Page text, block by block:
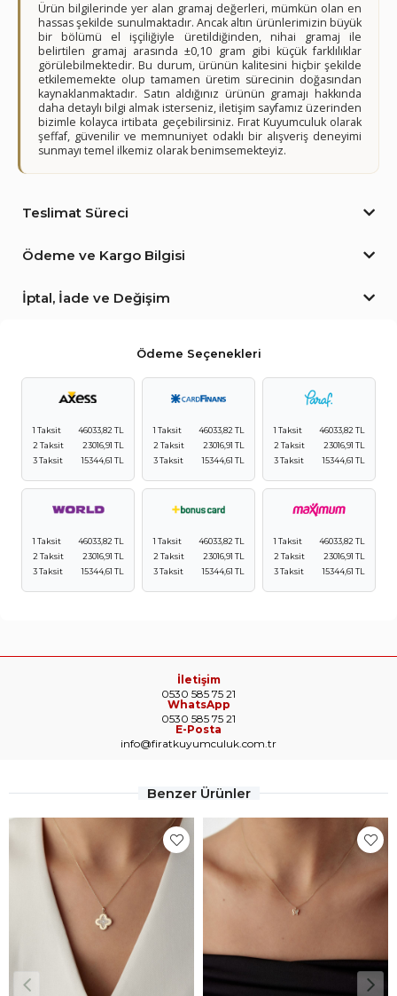
Ürün bilgilerinde yer alan gramaj değerleri, mümkün olan en
hassas şekilde sunulmaktadır. Ancak altın ürünlerimizin büyük
bir bölümü el işçiliğiyle üretildiğinden, nihai gramaj ile
belirtilen gramaj arasında ±0,10 gram gibi küçük farklılıklar
görülebilmektedir. Bu durum, ürünün kalitesini hiçbir şekilde
etkilememekte olup tamamen üretim sürecinin doğasından
kaynaklanmaktadır. Satın aldığınız ürünün gramajı hakkında
daha detaylı bilgi almak isterseniz, iletişim sayfamız üzerinden
bizimle kolayca irtibata geçebilirsiniz. Fırat Kuyumculuk olarak
şeffaf, güvenilir ve memnuniyet odaklı bir alışveriş deneyimi
sunmayı temel ilkemiz olarak benimsemekteyiz.
Teslimat Süreci
Ödeme ve Kargo Bilgisi
İptal, İade ve Değişim
Ödeme Seçenekleri
1 Taksit
46033,82 TL
2 Taksit
23016,91 TL
3 Taksit
15344,61 TL
1 Taksit
46033,82 TL
2 Taksit
23016,91 TL
3 Taksit
15344,61 TL
1 Taksit
46033,82 TL
2 Taksit
23016,91 TL
3 Taksit
15344,61 TL
1 Taksit
46033,82 TL
2 Taksit
23016,91 TL
3 Taksit
15344,61 TL
1 Taksit
46033,82 TL
2 Taksit
23016,91 TL
3 Taksit
15344,61 TL
1 Taksit
46033,82 TL
2 Taksit
23016,91 TL
3 Taksit
15344,61 TL
İletişim
0530 585 75 21
WhatsApp
0530 585 75 21
E-Posta
info@firatkuyumculuk.com.tr
Benzer Ürünler